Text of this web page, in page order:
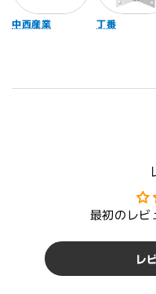
中西産業 丁番
最初のレビ
レ